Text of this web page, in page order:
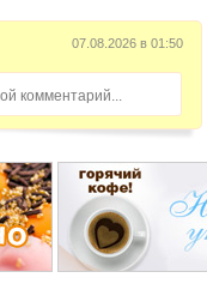
07.08.2026 в 01:50
комментарий...